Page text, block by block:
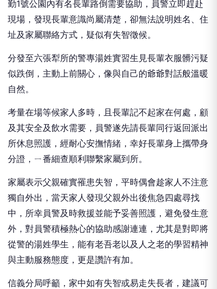
現場，發現長輩意識尚屬清楚，卻無法說明姓名、住
址及家屬聯絡方式，疑似有失智徵候。
分發至六張犁所的警專湯姓實習生見長輩衣服髒污疑
似跌倒，主動上前關心，像與自己的爺爺對話般溫暖
自然。
考量在場等候家人多時，且長輩記不起家在何處，顧
及其安全及飲水需要，員警遂先請長輩同行返回派出
所休息照護，經耐心安撫情緒，幸好長輩身上攜帶身
分證，ㄧ番細查順利聯繫家屬到所。
家屬表示父親確實罹患失智，平時偶會趁家人不注意
獨自外出，當天家人發現父親外出後焦急四處尋找
中，所幸員警及時救援並能予妥善照護，避免發生意
外，對員警積極熱心的協助感謝連連，尤其是對即將
從警的湯姓學生，能有老吾老以及人之老的學習精神
與主動服務態度，更是讚許有加。
信義分局呼籲，家中如有失智或易走失長者，建議可
配戴防走失手鍊、愛心布標或於衣物繡製聯絡資訊，